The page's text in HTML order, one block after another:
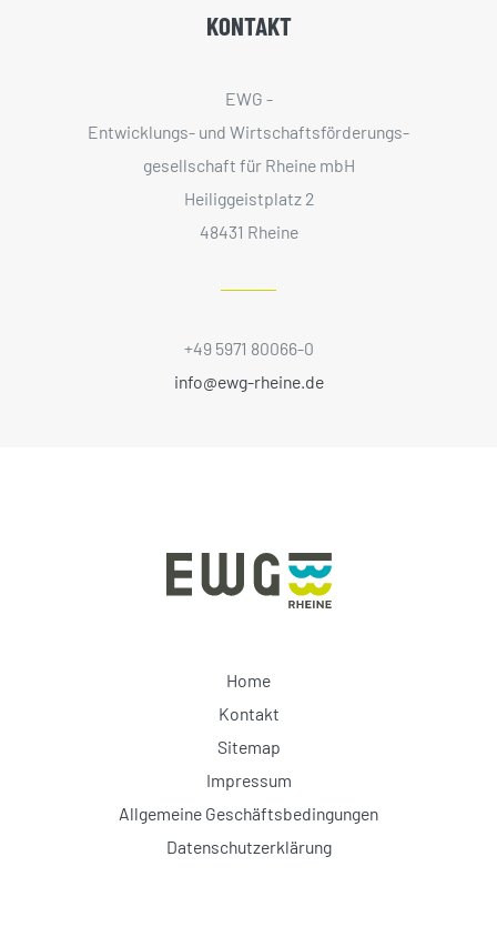
KONTAKT
EWG -
Entwicklungs- und Wirtschaftsförderungs­
gesellschaft für Rheine mbH
Heiliggeistplatz 2
48431 Rheine
+49 5971 80066-0
info@ewg-rheine.de
Home
Kontakt
Sitemap
Impressum
Allgemeine Geschäftsbedingungen
Datenschutzerklärung